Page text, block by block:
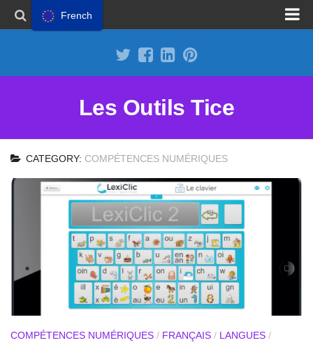
Les Outils Tice
CATEGORY: COMPÉTENCES NUMÉRIQUES
COMPÉTENCES NUMÉRIQUES / FRANÇAIS / LANGUES /
French